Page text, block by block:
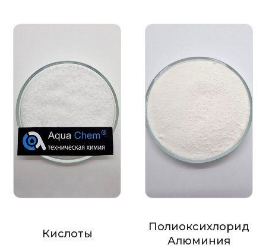
Кислоты
Полиоксихлорид
Алюминия